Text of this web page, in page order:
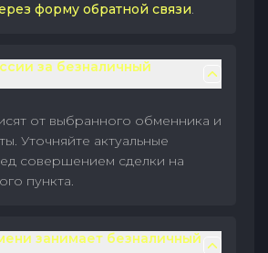
форму обратной связи.
за безналичный
от выбранного обменника и
Уточняйте актуальные
совершением сделки на
пункта.
занимает безналичный